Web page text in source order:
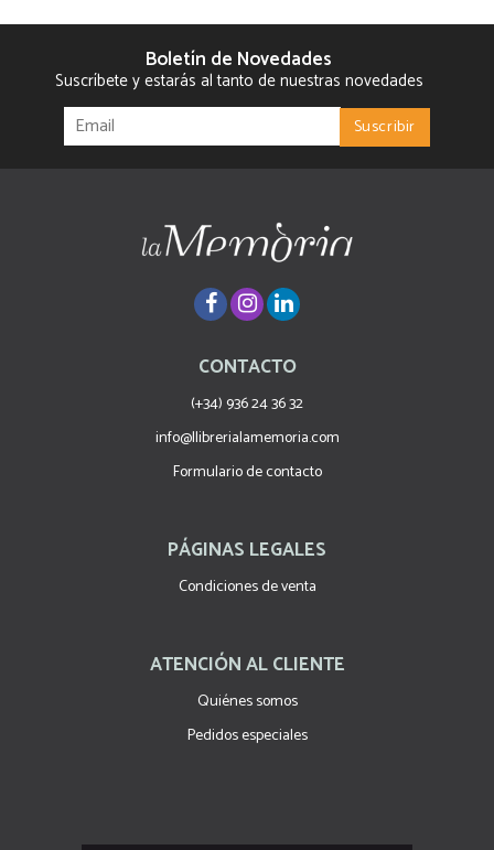
Boletín de Novedades
Suscríbete y estarás al tanto de nuestras novedades
CONTACTO
(+34) 936 24 36 32
info@llibrerialamemoria.com
Formulario de contacto
PÁGINAS LEGALES
Condiciones de venta
ATENCIÓN AL CLIENTE
Quiénes somos
Pedidos especiales